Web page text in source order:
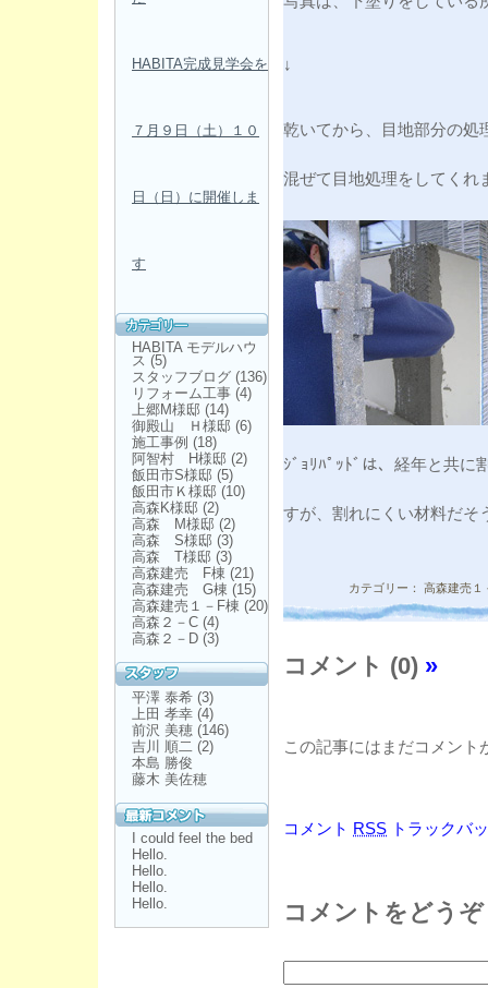
HABITA完成見学会を
７月９日（土）１０
日（日）に開催しま
す
HABITA モデルハウ
ス (5)
スタッフブログ (136)
リフォーム工事 (4)
上郷M様邸 (14)
御殿山 Ｈ様邸 (6)
施工事例 (18)
阿智村 H様邸 (2)
飯田市S様邸 (5)
飯田市Ｋ様邸 (10)
高森K様邸 (2)
高森 M様邸 (2)
高森 S様邸 (3)
高森 T様邸 (3)
高森建売 F棟 (21)
高森建売 G棟 (15)
高森建売１－F棟 (20)
高森２－C (4)
高森２－D (3)
平澤 泰希 (3)
上田 孝幸 (4)
前沢 美穂 (146)
吉川 順二 (2)
本島 勝俊
藤木 美佐穂
I could feel the bed
Hello.
Hello.
Hello.
Hello.
↓
乾いてから、目地部分の処
混ぜて目地処理をしてくれ
ｼﾞｮﾘﾊﾟｯﾄﾞは、経年と共に
すが、割れにくい材料だそ
カテゴリー： 高森建売１
コメント (0) »
この記事にはまだコメント
コメント RSS トラックバ
コメントをどうぞ